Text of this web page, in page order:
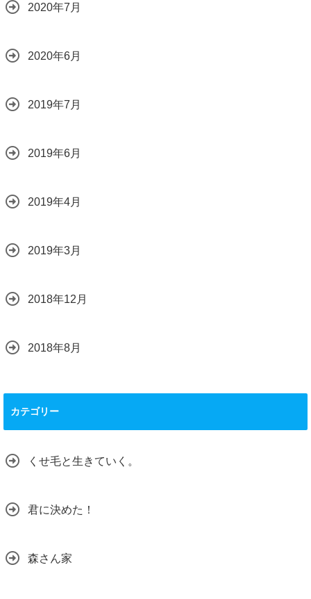
2020年7月
2020年6月
2019年7月
2019年6月
2019年4月
2019年3月
2018年12月
2018年8月
カテゴリー
くせ毛と生きていく。
君に決めた！
森さん家